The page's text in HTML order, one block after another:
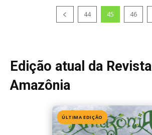
44 45 46
Edição atual da Revista
Amazônia
ÚLTIMA EDIÇÃO